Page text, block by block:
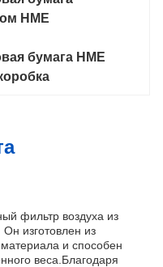
HME
бумага HME
фильтр воздуха из
изготовлен из
и способен
веса.Благодаря